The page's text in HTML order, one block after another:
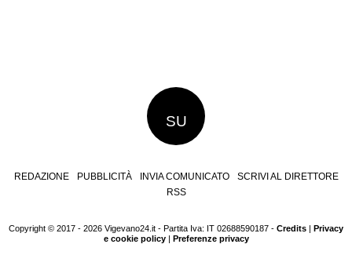
SU
REDAZIONE PUBBLICITÀ INVIA COMUNICATO
SCRIVI AL DIRETTORE
RSS
Copyright © 2017 - 2026 Vigevano24.it - Partita Iva: IT 02688590187 - Credits | Privacy
e cookie policy| Preferenze privacy